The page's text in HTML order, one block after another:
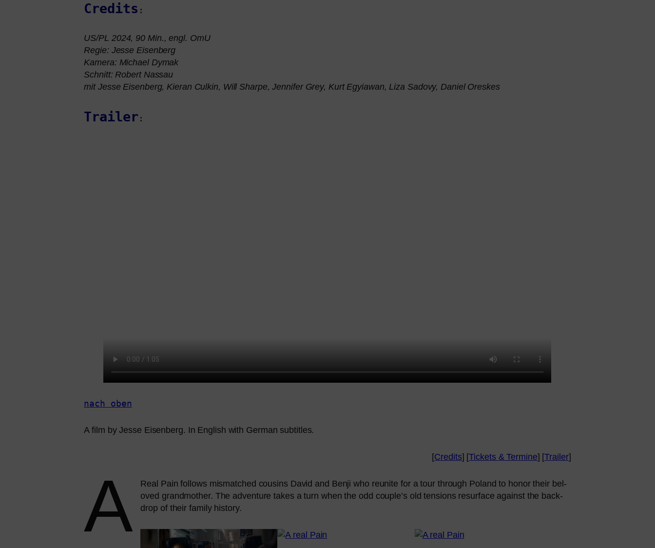
Credits :
US/PL 2024, 90 Min., engl. OmU
Regie: Jesse Eisenberg
Kamera: Michael Dymak
Schnitt: Robert Nassau
mit Jesse Eisenberg, Kieran Culkin, Will Sharpe, Jennifer Grey, Kurt Egyiawan, Liza Sadovy, Daniel Oreskes
Trailer :
nach oben
A film by Jesse Eisenberg. In English with German subtitles.
[Credits] [Tickets & Termine] [Trailer]
A
Real Pain fol­lows mis­mat­ched cou­sins David and Benji who reu­ni­te for a tour through Poland to honor their bel­
oved grand­mo­ther. The adven­ture takes a turn when the odd couple’s old ten­si­ons resur­face against the back­
drop of their fami­ly history.